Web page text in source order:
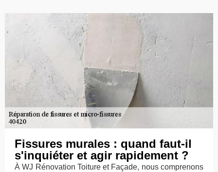
Fissures murales : quand faut-il
s'inquiéter et agir rapidement ?
À WJ Rénovation Toiture et Façade, nous comprenons